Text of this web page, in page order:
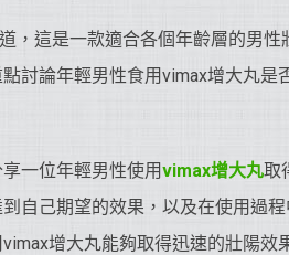
，這是一款適合各個年齡層的男
討論年輕男性食用vimax增大丸
一位年輕男性使用vimax增大丸取
自己期望的效果，以及在使用過
增大丸能夠取得迅速的壯陽